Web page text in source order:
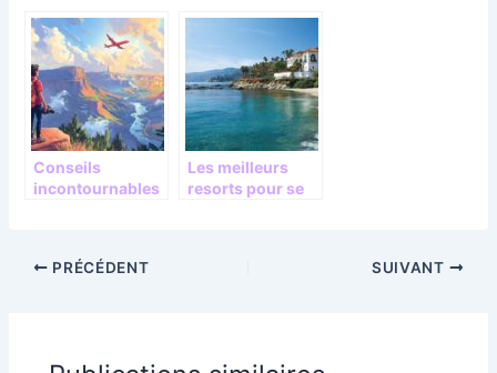
t en Europe en
camping-car
Conseils
incontournables
infos voyages
Les meilleurs
resorts pour se
PRÉCÉDENT SUIVANT